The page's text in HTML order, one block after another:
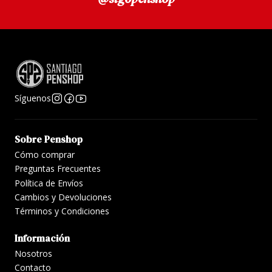
Peso: 43 g
Síguenos
Sobre Penshop
Cómo comprar
Preguntas Frecuentes
Política de Envíos
Cambios y Devoluciones
Términos y Condiciones
Información
Nosotros
Contacto